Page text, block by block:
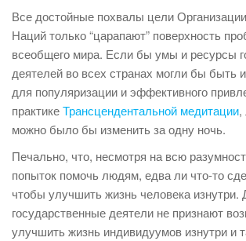
Все достойные похвалы цели
Наций только “царапают” поверхность
всеобщего мира. Если бы умы и ресурсы
деятелей во всех странах могли бы быть
для популяризации и эффективного
практикеТрансцендентальной медитации,
можно было бы изменить за одну ночь.
Печально, что, несмотря на всю
попыток помочь людям, едва ли что-то
чтобы улучшить жизнь человека изнутри.
государственные деятели не признают
улучшить жизнь индивидуумов изнутри и